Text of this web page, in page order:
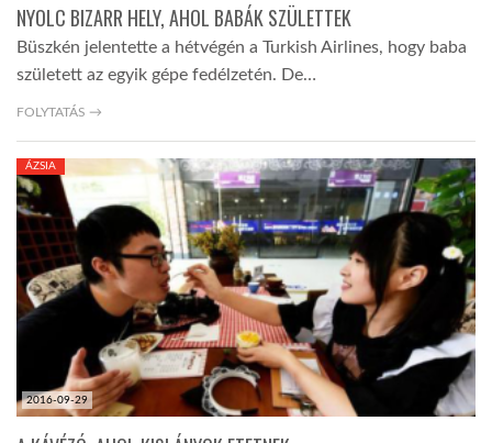
NYOLC BIZARR HELY, AHOL BABÁK SZÜLETTEK
Büszkén jelentette a hétvégén a Turkish Airlines, hogy baba
született az egyik gépe fedélzetén. De…
FOLYTATÁS →
2016-09-29
ÁZSIA